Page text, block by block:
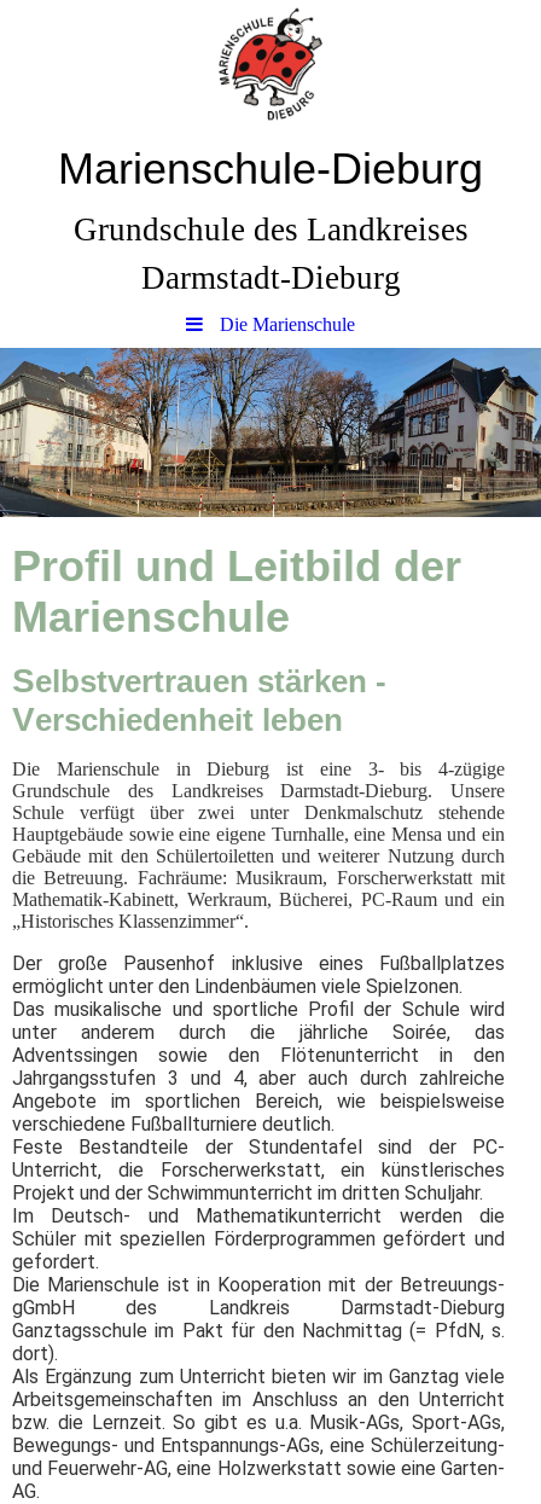
Marienschule-Dieburg
Grundschule des Landkreises
Darmstadt-Dieburg
Die Marienschule
Profil und Leitbild der
Marienschule
Selbstvertrauen stärken -
Verschiedenheit leben
Die Marienschule in Dieburg ist eine 3- bis 4-zügige
Grundschule des Landkreises Darmstadt-Dieburg. Unsere
Schule verfügt über zwei unter Denkmalschutz stehende
Hauptgebäude sowie eine eigene Turnhalle, eine Mensa und ein
Gebäude mit den Schülertoiletten und weiterer Nutzung durch
die Betreuung. Fachräume: Musikraum, Forscherwerkstatt mit
Mathematik-Kabinett, Werkraum, Bücherei, PC-Raum und ein
„Historisches Klassenzimmer“.
Der große Pausenhof inklusive eines Fußballplatzes
ermöglicht unter den Lindenbäumen viele Spielzonen.
Das musikalische und sportliche Profil der Schule wird
unter anderem durch die jährliche Soirée, das
Adventssingen sowie den Flötenunterricht in den
Jahrgangsstufen 3 und 4, aber auch durch zahlreiche
Angebote im sportlichen Bereich, wie beispielsweise
verschiedene Fußballturniere deutlich.
Feste Bestandteile der Stundentafel sind der PC-
Unterricht, die Forscherwerkstatt, ein künstlerisches
Projekt und der Schwimmunterricht im dritten Schuljahr.
Im Deutsch- und Mathematikunterricht werden die
Schüler mit speziellen Förderprogrammen gefördert und
gefordert.
Die Marienschule ist in Kooperation mit der Betreuungs-
gGmbH des Landkreis Darmstadt-Dieburg
Ganztagsschule im Pakt für den Nachmittag (= PfdN, s.
dort).
Als Ergänzung zum Unterricht bieten wir im Ganztag viele
Arbeitsgemeinschaften im Anschluss an den Unterricht
bzw. die Lernzeit. So gibt es u.a. Musik-AGs, Sport-AGs,
Bewegungs- und Entspannungs-AGs, eine Schülerzeitung-
und Feuerwehr-AG, eine Holzwerkstatt sowie eine Garten-
AG.